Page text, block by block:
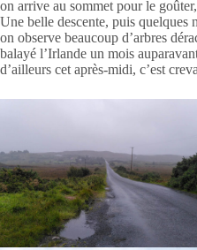
on arrive au sommet pour le
Une belle descente, puis quelques
on observe beaucoup d’arbres
balayé l’Irlande un mois
d’ailleurs cet après-midi, c’est